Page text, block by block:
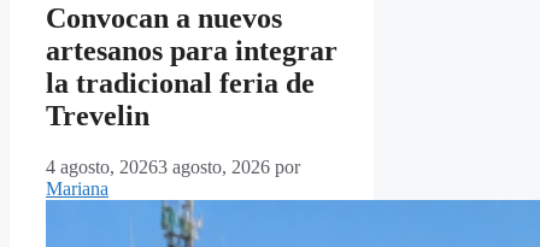
Convocan a nuevos
artesanos para integrar
la tradicional feria de
Trevelin
4 agosto, 20263 agosto, 2026 por
Mariana